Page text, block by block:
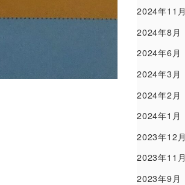
2024年11月
2024年8月
2024年6月
2024年3月
2024年2月
2024年1月
2023年12月
2023年11月
2023年9月